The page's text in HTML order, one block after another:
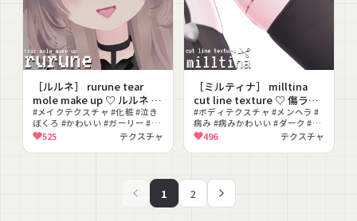
［ルルネ］ rurune tear
mole make up ♡ ルルネ メ
イクテクスチャ
#メイクテクスチャ #化粧 #泣き
ぼくろ #かわいい #ガーリー #改
変素材 #PNG
525 テクスチャ
［ミルティナ］ milltina
cut line texture ♡ 傷ライ
ン テクスチャ ボディテクス
チャ
#ボディテクスチャ #メンヘラ #
病み #病みかわいい #ダーク #ピ
ンク #撮影向け #改変 #テクスチ
496 テクスチャ
1 2